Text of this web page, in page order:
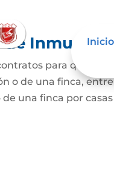
Inicio
Inmuebles
para que
o de una finca,
una finca por